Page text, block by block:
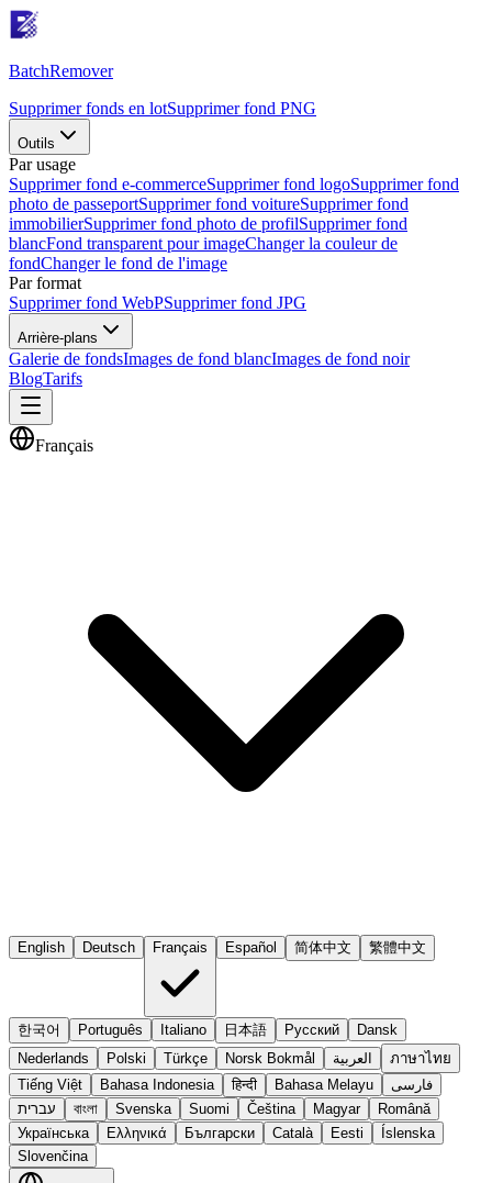
BatchRemover
Supprimer fonds en lotSupprimer fond PNG
Outils
Par usage
Supprimer fond e-commerceSupprimer fond logoSupprimer fond
photo de passeportSupprimer fond voitureSupprimer fond
immobilierSupprimer fond photo de profilSupprimer fond
blancFond transparent pour imageChanger la couleur de
fondChanger le fond de l'image
Par format
Supprimer fond WebPSupprimer fond JPG
Arrière-plans
Galerie de fondsImages de fond blancImages de fond noir
BlogTarifs
Français
English Deutsch Français Español 简体中文 繁體中文
한국어 Português Italiano 日本語 Русский
Dansk
Nederlands
Polski Türkçe Norsk Bokmål العربية
ภาษาไทย
Tiếng Việt
Bahasa Indonesia हिन्दी Bahasa Melayu
فارسی
עברית
বাংলা Svenska Suomi Čeština Magyar
Română
Українська
Ελληνικά Български Català Eesti
Íslenska
Slovenčina